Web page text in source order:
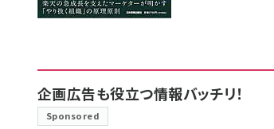
企画広告も役立つ情報バッチリ！
Sponsored